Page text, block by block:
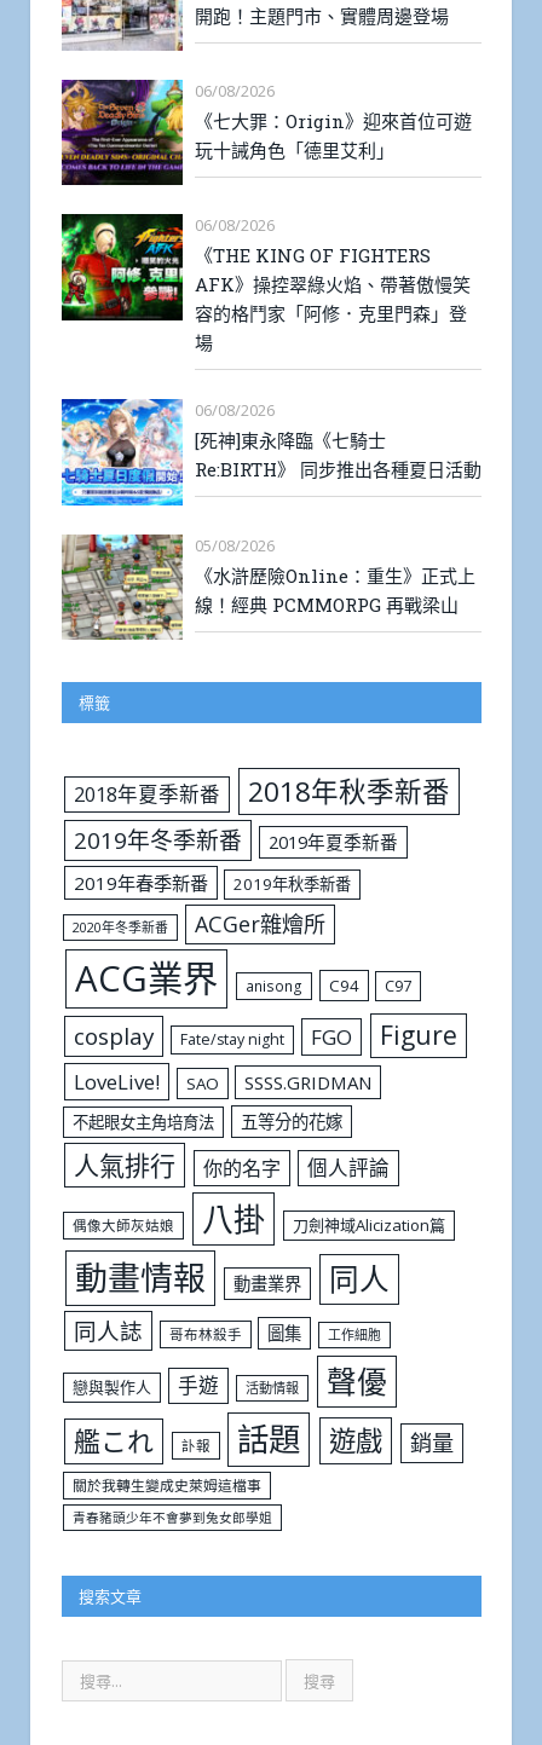
開跑！主題門市、實體周邊登場
06/08/2026
《七大罪：Origin》迎來首位可遊
玩十誡角色「德里艾利」
06/08/2026
《THE KING OF FIGHTERS
AFK》操控翠綠火焰、帶著傲慢笑
容的格鬥家「阿修．克里門森」登
場
06/08/2026
[死神]東永降臨《七騎士
Re:BIRTH》 同步推出各種夏日活動
05/08/2026
《水滸歷險Online：重生》正式上
線！經典 PCMMORPG 再戰梁山
標籤
2018年夏季新番 2018年秋季新番
2019年冬季新番
2019年夏季新番
2019年春季新番
2019年秋季新番
2020年冬季新番 ACGer雜燴所
ACG業界 anisong C94 C97
cosplay Fate/stay night FGO Figure
LoveLive! SAO SSSS.GRIDMAN
不起眼女主角培育法 五等分的花嫁
人氣排行 你的名字 個人評論
偶像大師灰姑娘 八掛 刀劍神域Alicization篇
動畫情報 動畫業界 同人
同人誌 哥布林殺手 圖集 工作細胞
戀與製作人 手遊 活動情報 聲優
艦これ 訃報 話題 遊戲 銷量
關於我轉生變成史萊姆這檔事
青春豬頭少年不會夢到兔女郎學姐
搜索文章